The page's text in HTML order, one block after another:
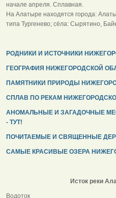
начале апреля. Сплавная.
На Алатыре находятся города:
типа Тургенево; сёла: Сырятино,
РОДНИКИ И ИСТОЧНИКИ
ГЕОГРАФИЯ НИЖЕГОРОДСКОЙ
ПАМЯТНИКИ ПРИРОДЫ
СПЛАВ ПО РЕКАМ
АНОМАЛЬНЫЕ И ЗАГАДОЧНЫЕ
- ТУТ!
ПОЧИТАЕМЫЕ И СВЯЩЕННЫЕ
САМЫЕ КРАСИВЫЕ ОЗЕРА
Исток реки
Водоток